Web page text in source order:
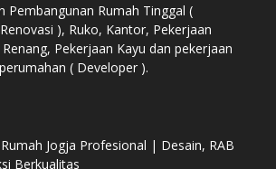
Pembangunan Rumah Tinggal (
), Ruko, Kantor, Pekerjaan
Pekerjaan Kayu dan pekerjaan
( Developer ).
Jogja Profesional | Desain, RAB
Berkualitas